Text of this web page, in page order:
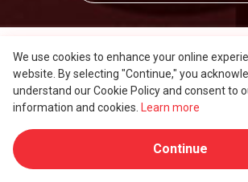
Partneriaeth a Chyfryngwyr
Rhaglen Cyfeirio
We use cookies to enhance your online
website. By selecting "Continue," you
understand our Cookie Policy and consent to
information and cookies.
Learn more
Continue